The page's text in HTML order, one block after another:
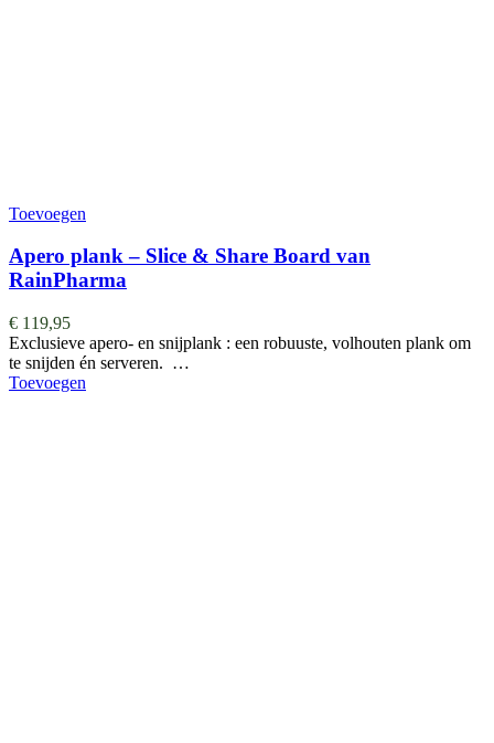
Toevoegen
Apero plank – Slice & Share Board van
RainPharma
€ 119,95
Exclusieve apero- en snijplank : een robuuste, volhouten plank om
te snijden én serveren. …
Toevoegen